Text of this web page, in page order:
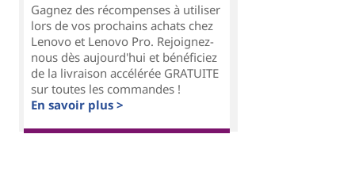
Gagnez des récompenses à utiliser
lors de vos prochains achats chez
Lenovo et Lenovo Pro. Rejoignez-
nous dès aujourd'hui et bénéficiez
de la livraison accélérée GRATUITE
sur toutes les commandes !
En savoir plus >